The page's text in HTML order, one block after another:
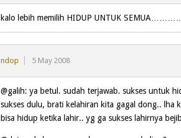
kalo lebih memilih HIDUP UNTUK
ndop 5 May 2008
@galih: ya betul. sudah terjawab. sukses untuk
sukses dulu, brati kelahiran kita gagal dong.. lha
bisa hidup ketika lahir.. yg ga sukses lahirnya